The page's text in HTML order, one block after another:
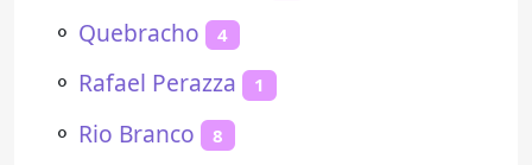
⚬ Quebracho 4
⚬ Rafael Perazza 1
⚬ Rio Branco 8